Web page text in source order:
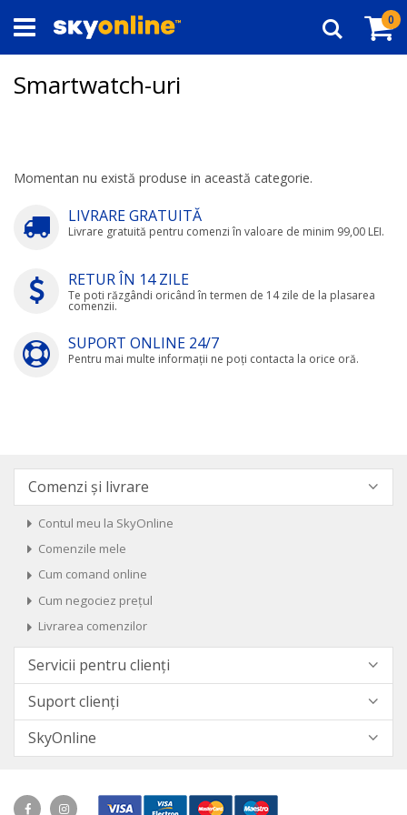
la
Conținut
0
Căutare
Smartwatch-uri
Momentan nu există produse in această categorie.
LIVRARE GRATUITĂ
Livrare gratuită pentru comenzi în valoare de minim 99,00 LEI.
RETUR ÎN 14 ZILE
Te poti răzgândi oricând în termen de 14 zile de la plasarea
comenzii.
SUPORT ONLINE 24/7
Pentru mai multe informații ne poți contacta la orice oră.
Comenzi și livrare
Contul meu la SkyOnline
Comenzile mele
Cum comand online
Cum negociez prețul
Livrarea comenzilor
Servicii pentru clienți
Suport clienți
SkyOnline